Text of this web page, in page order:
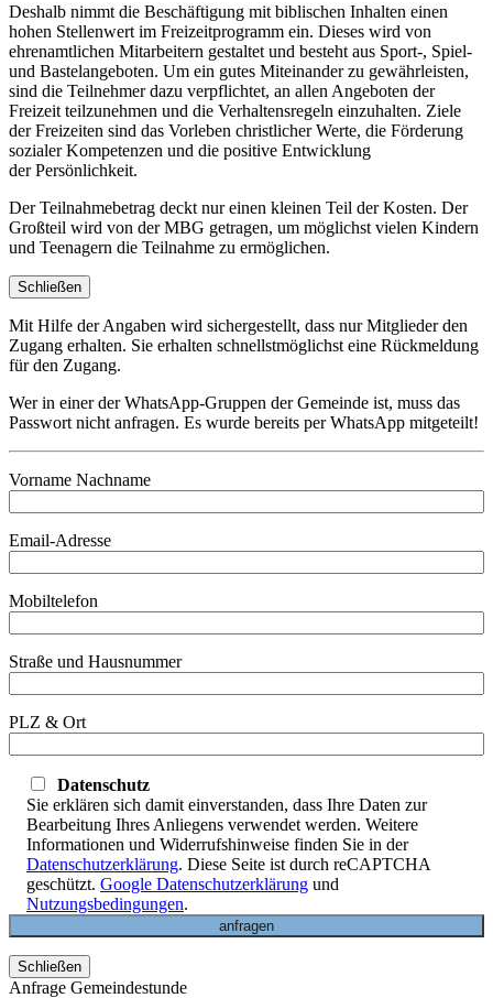
Deshalb nimmt die Beschäftigung mit biblischen Inhalten einen
hohen Stellenwert im Freizeitprogramm ein. Dieses wird von
ehrenamtlichen Mitarbeitern gestaltet und besteht aus Sport-, Spiel-
und Bastelangeboten. Um ein gutes Miteinander zu gewährleisten,
sind die Teilnehmer dazu verpflichtet, an allen Angeboten der
Freizeit teilzunehmen und die Verhaltensregeln einzuhalten. Ziele
der Freizeiten sind das Vorleben christlicher Werte, die Förderung
sozialer Kompetenzen und die positive Entwicklung
der Persönlichkeit.
Der Teilnahmebetrag deckt nur einen kleinen Teil der Kosten. Der
Großteil wird von der MBG getragen, um möglichst vielen Kindern
und Teenagern die Teilnahme zu ermöglichen.
Schließen
Mit Hilfe der Angaben wird sichergestellt, dass nur Mitglieder den
Zugang erhalten. Sie erhalten schnellstmöglichst eine Rückmeldung
für den Zugang.
Wer in einer der WhatsApp-Gruppen der Gemeinde ist, muss das
Passwort nicht anfragen. Es wurde bereits per WhatsApp mitgeteilt!
Vorname Nachname
Email-Adresse
Mobiltelefon
Straße und Hausnummer
PLZ & Ort
Datenschutz
Sie erklären sich damit einverstanden, dass Ihre Daten zur
Bearbeitung Ihres Anliegens verwendet werden. Weitere
Informationen und Widerrufshinweise finden Sie in der
Datenschutzerklärung. Diese Seite ist durch reCAPTCHA
geschützt. Google Datenschutzerklärung und
Nutzungsbedingungen.
Schließen
Anfrage Gemeindestunde